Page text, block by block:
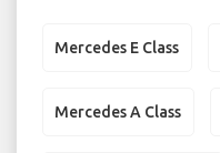
Mercedes E Class
Mercedes A Class